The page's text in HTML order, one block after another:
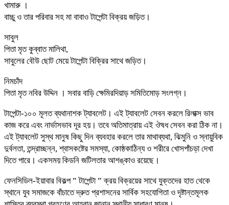
খামারু ।
বাচ্চু ও তার পরিবার সহ মা বাবাও টাপেন্টা বিক্রয় জড়িত।
সাবুল
পিতা মৃত কুব্বাত মালিথা,
সাবুলের বৌউ ছোট মেয়ে টাপেন্টা বিক্রির সাথে জড়িত।
নিমচাঁদ
পিতা মৃত নবির উদ্দিন । সবার বাড়ি ক্ষেমিরদিয়াড় সমিতিমোড় সংলগ্ন।
টাপেন্টা-১০০ মূলত ব্যথানাশক ট্যাবলেট। এই ট্যাবলেট সেবন করলে রিলাক্স ভাব
কাজ করে এবং নার্ভাসভাব দূর হয়। তবে অতিমাত্রায় এই ঔষধ সেবন করা ঠিক না।
এই ট্যাবলেট সুস্থ মানুষ কিছু দিন ব্যবহার করলে তার মাথাব্যথা, ঝিমুনি ও স্নায়ুবিক
দুর্বলতা, তন্দ্রাচ্ছন্ন, শ্বাসকষ্টের সমস্যা, কোষ্ঠকাঠিন্য ও শরীরে খোসপাঁচড়া দেখা
দিতে পারে। একসময় কিডনি জটিলতার আশঙ্কাও রয়েছে।
ফেনসিডিল-ইয়াবার বিকল্প ” টাপেন্টা ” ক্রয় বিক্রয়ের সাথে যুক্তদের হাত থেকে
স্থানে যুব সমাজকে বাঁচাতে দ্রুত প্রশাসনের সার্বিক সহযোগিতা ও দৃষ্টান্তমূলক